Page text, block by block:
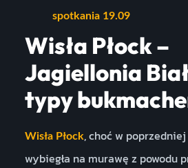
spotkania 19.09
Wisła Płock –
Jagiellonia
typy
Wisła Płock, choć w
wybiegła na murawę z powodu